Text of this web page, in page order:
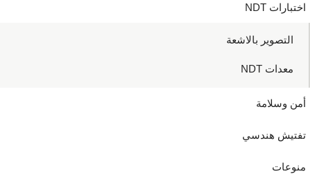
اختبارات NDT
التصوير بالاشعة
معدات NDT
أمن وسلامة
تفتيش هندسي
منوعات